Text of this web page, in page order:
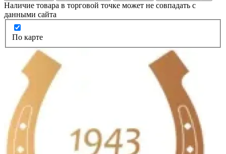
Наличие товара в торговой точке может не совпадать с
данными сайта
По карте